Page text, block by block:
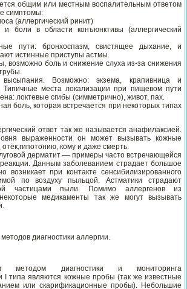
общим или местным воспалительным ответом
симптомы:
(аллергический ринит)
и боли в области конъюнктивы (аллергический
пути: бронхоспазм, свистящее дыхание, и
истинные приступы астмы.
возможно боль и снижение слуха из-за снижения
Возможно: экзема, крапивница и
Типичные места локализации при пищевом пути
локтевые сгибы (симметрично), живот, пах.
боль, которая встречается при некоторых типах
ответ так же называется анафилаксией.
выраженности он может вызывать кожные
кому и даже смерть.
дерматит — примеры часто встречающейся
реакции. Данным заболеванием страдает большое
возникает при контакте сенсибилизированного
по воздуху пыльцой. Астматики страдают
частицами пыли. Помимо аллергенов из
медикаменты так же могут вызывать
диагностики аллергии.
методом диагностики и мониторинга
I типа являются кожные пробы (так же известные
или скарификационные пробы). Небольшие